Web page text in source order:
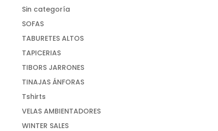
Sin categoría
SOFAS
TABURETES ALTOS
TAPICERIAS
TIBORS JARRONES
TINAJAS ÁNFORAS
Tshirts
VELAS AMBIENTADORES
WINTER SALES